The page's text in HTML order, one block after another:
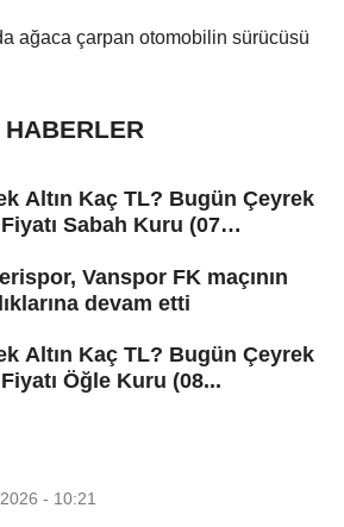
ağaca çarpan otomobilin sürücüsü
Altın Kaç TL? Bugün Çeyrek
Sabah Kuru (07
Vanspor FK maçının
devam etti
Altın Kaç TL? Bugün Çeyrek
Öğle Kuru (08...
- 10:21